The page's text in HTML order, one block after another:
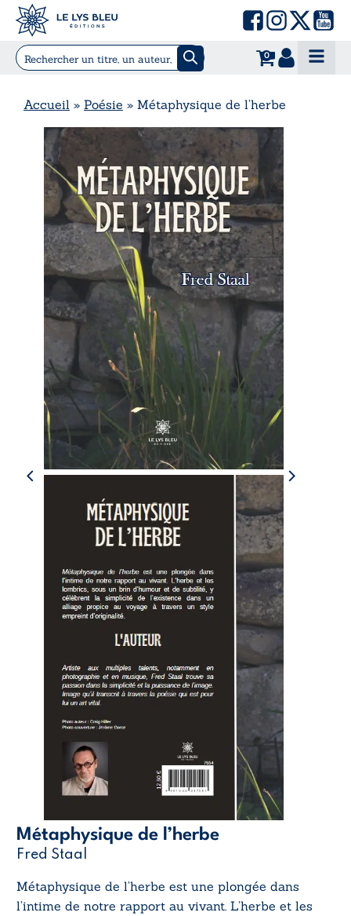
0
Accueil » Poésie » Métaphysique de l’herbe
Métaphysique de l’herbe
Fred Staal
Métaphysique de l’herbe est une plongée dans
l’intime de notre rapport au vivant. L’herbe et les